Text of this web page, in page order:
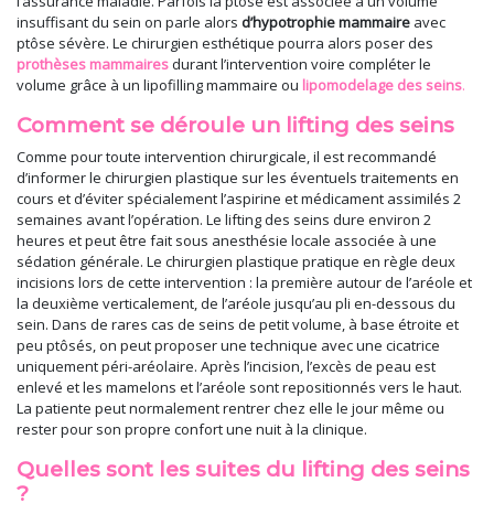
insuffisant du sein on parle alors d’hypotrophie mammaire avec
ptôse sévère. Le chirurgien esthétique pourra alors poser des
prothèses mammairesdurant l’intervention voire compléter le
volume grâce à un lipofilling mammaire ou lipomodelage des seins.
Comment se déroule un lifting des seins
Comme pour toute intervention chirurgicale, il est recommandé
d’informer le chirurgien plastique sur les éventuels traitements en
cours et d’éviter spécialement l’aspirine et médicament assimilés 2
semaines avant l’opération. Le lifting des seins dure environ 2
heures et peut être fait sous anesthésie locale associée à une
sédation générale. Le chirurgien plastique pratique en règle deux
incisions lors de cette intervention : la première autour de l’aréole et
la deuxième verticalement, de l’aréole jusqu’au pli en-dessous du
sein. Dans de rares cas de seins de petit volume, à base étroite et
peu ptôsés, on peut proposer une technique avec une cicatrice
uniquement péri-aréolaire. Après l’incision, l’excès de peau est
enlevé et les mamelons et l’aréole sont repositionnés vers le haut.
La patiente peut normalement rentrer chez elle le jour même ou
rester pour son propre confort une nuit à la clinique.
Quelles sont les suites du lifting des seins
?